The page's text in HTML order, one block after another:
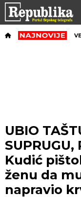
UBIO
SUPRUGU,
Kudić
ženu da
napravio